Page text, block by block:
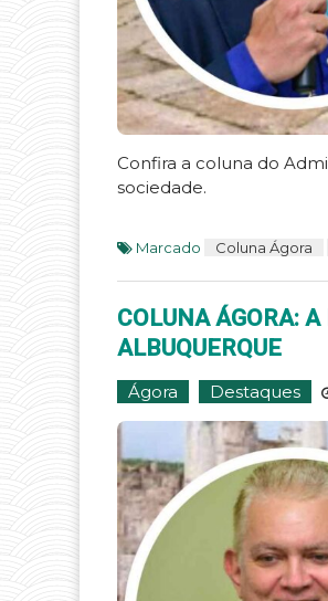
Confira a coluna do
sociedade.
Marcado Coluna Ágora
COLUNA ÁGORA:
ALBUQUERQUE
Ágora Destaques